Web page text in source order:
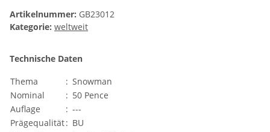
Artikelnummer: GB23012
Kategorie: weltweit
Technische Daten
Thema
: Snowman
Nominal
: 50 Pence
Auflage
: ---
Prägequalität: BU